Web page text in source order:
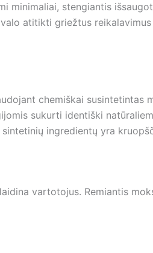
minimaliai, stengiantis
atitikti griežtus
chemiškai susintetintas
sukurti identiški
ingredientų yra
vartotojus. Remiantis